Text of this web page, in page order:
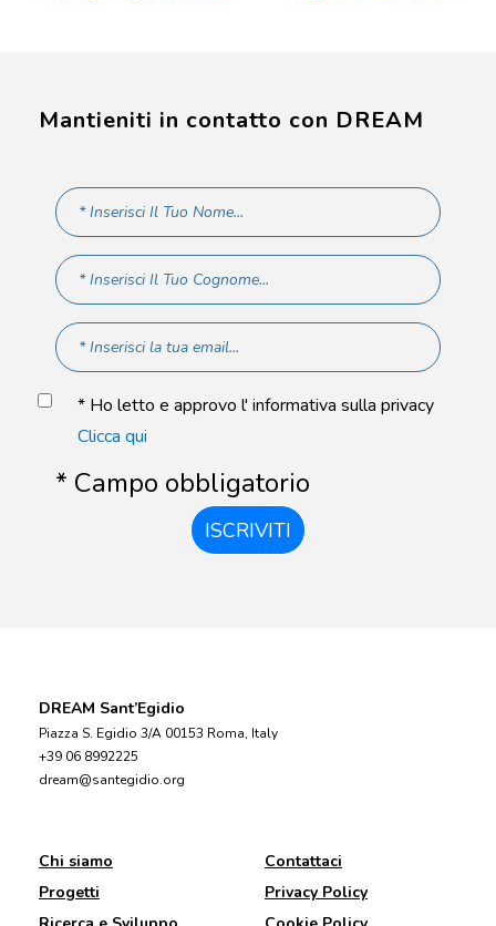
Mantieniti in contatto con DREAM
* Ho letto e approvo l' informativa sulla privacy
Clicca qui
* Campo obbligatorio
ISCRIVITI
DREAM Sant’Egidio
Piazza S. Egidio 3/A 00153 Roma, Italy
+39 06 8992225
dream@santegidio.org
Chi siamo
Progetti
Contattaci
Privacy Policy